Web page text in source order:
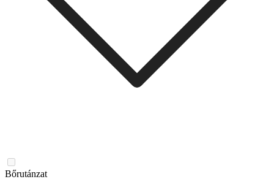
Bőrutánzat